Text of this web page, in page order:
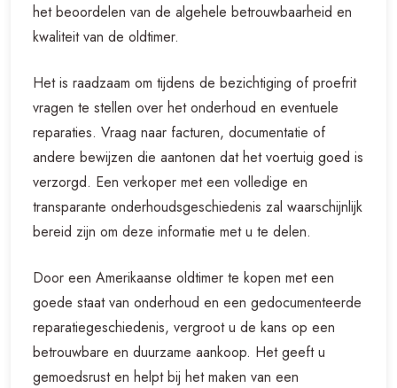
het beoordelen van de algehele betrouwbaarheid en
kwaliteit van de oldtimer.
Het is raadzaam om tijdens de bezichtiging of proefrit
vragen te stellen over het onderhoud en eventuele
reparaties. Vraag naar facturen, documentatie of
andere bewijzen die aantonen dat het voertuig goed is
verzorgd. Een verkoper met een volledige en
transparante onderhoudsgeschiedenis zal waarschijnlijk
bereid zijn om deze informatie met u te delen.
Door een Amerikaanse oldtimer te kopen met een
goede staat van onderhoud en een gedocumenteerde
reparatiegeschiedenis, vergroot u de kans op een
betrouwbare en duurzame aankoop. Het geeft u
gemoedsrust en helpt bij het maken van een